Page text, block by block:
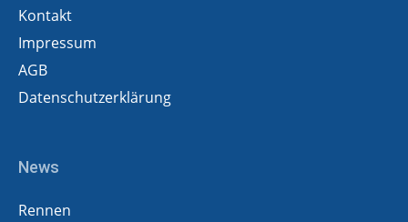
Kontakt
Impressum
AGB
Datenschutzerklärung
News
Rennen